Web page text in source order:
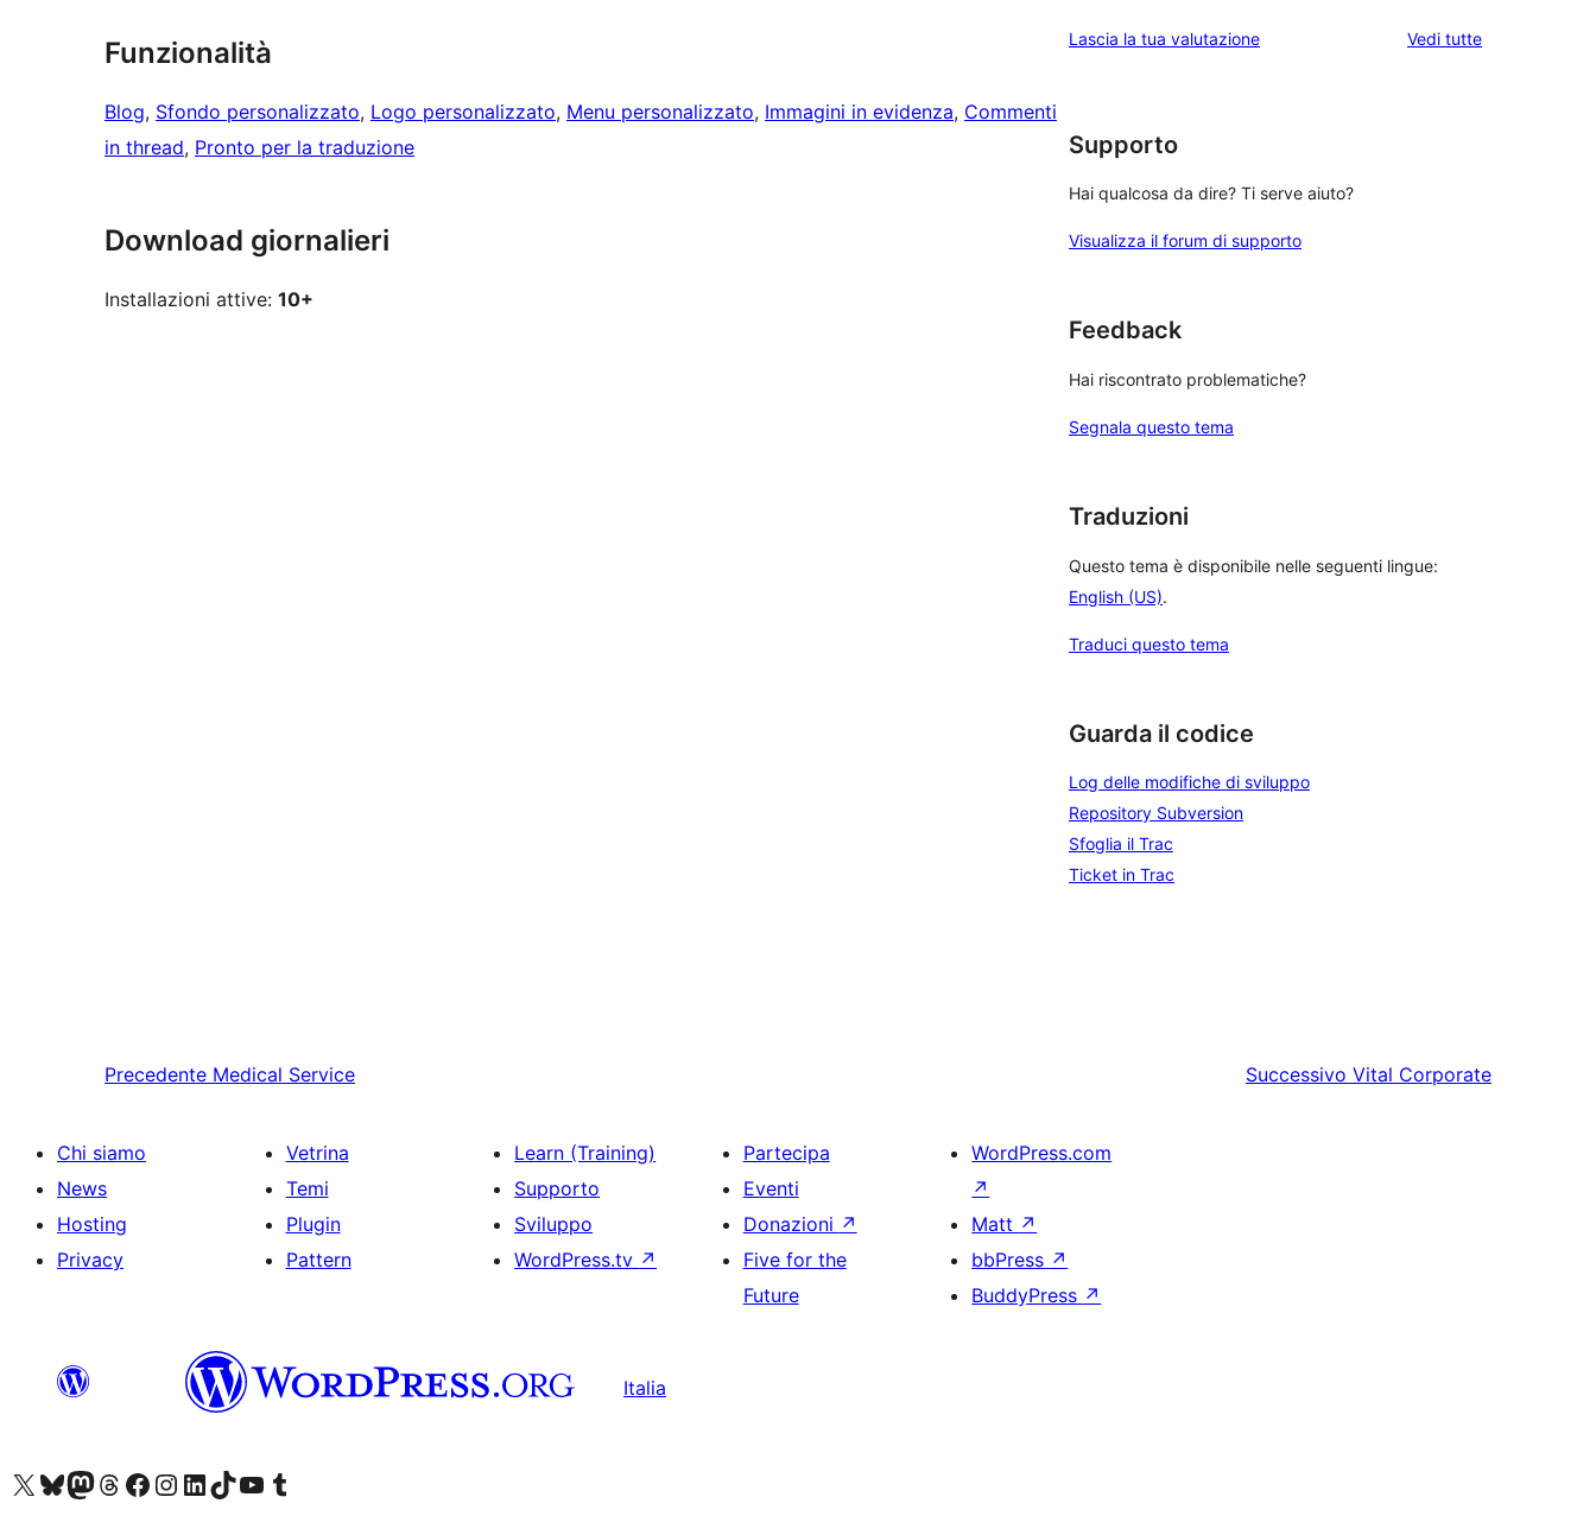
Funzionalità
Blog, Sfondo personalizzato, Logo personalizzato, Menu personalizzato, Immagini in evidenza, Commenti
in thread, Pronto per la traduzione
Download giornalieri
Installazioni attive: 10+
stelle
2-
a
Lascia la tua valutazione Vedi tuttele
Supporto
Hai qualcosa da dire? Ti serve aiuto?
Visualizza il forum di supporto
Feedback
Hai riscontrato problematiche?
Segnala questo tema
Traduzioni
Questo tema è disponibile nelle seguenti lingue:
English (US).
Traduci questo tema
Guarda il codice
Log delle modifiche di sviluppo
Repository Subversion
Sfoglia il Trac
Ticket in Trac
Precedente Medical Service Successivo Vital Corporate
Chi siamo
News
Hosting
Privacy
Vetrina
Temi
Plugin
Pattern
Learn (Training)
Supporto
Sviluppo
WordPress.tv ↗
Partecipa
Eventi
Donazioni ↗
Five for the
Future
WordPress.com
↗
Matt ↗
bbPress ↗
BuddyPress ↗
Italia
Visita il nostro account X (ex Twitter)
Visita il nostro account Bluesky
Visita il nostro account Mastodon
Visita il nostro account Threads
Visita la nostra pagina Facebook
Visita il nostro account Instagram
Visita il nostro account LinkedIn
Visita il nostro account TikTok
Visita il nostro canale YouTube
Visita il nostro account Tumblr